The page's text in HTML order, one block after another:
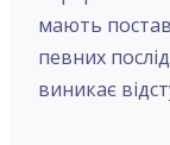
мають
певних
виникає